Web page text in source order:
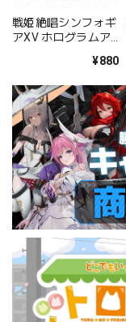
戦姫絶唱シンフォギ
アXV ホログラムア
RACING ver.
¥880